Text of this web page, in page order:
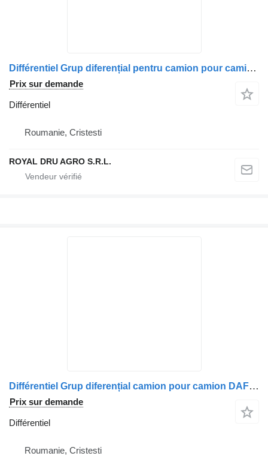
Différentiel Grup diferențial pentru camion pour camion DAF 1347-2.69
Prix sur demande
Différentiel
Roumanie, Cristesti
ROYAL DRU AGRO S.R.L.
Différentiel Grup diferențial camion pour camion DAF 1344.221
Prix sur demande
Différentiel
Roumanie, Cristesti